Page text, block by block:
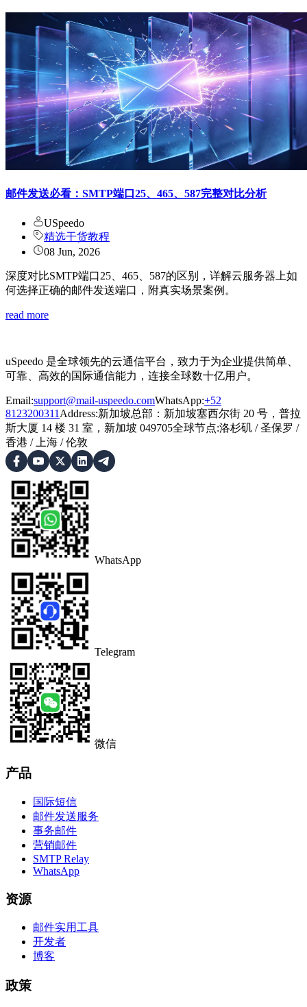
邮件发送必看：SMTP端口25、465、587完整对比分析
USpeedo
精选干货教程
08 Jun, 2026
深度对比SMTP端口25、465、587的区别，详解云服务器上如
何选择正确的邮件发送端口，附真实场景案例。
read more
uSpeedo 是全球领先的云通信平台，致力于为企业提供简单、
可靠、高效的国际通信能力，连接全球数十亿用户。
Email:support@mail-uspeedo.comWhatsApp:+52
8123200311 Address:新加坡总部：新加坡塞西尔街 20 号，普拉
斯大厦 14 楼 31 室，新加坡 049705全球节点:洛杉矶 /圣保罗 /
香港 / 上海 /伦敦
WhatsApp
Telegram
微信
产品
国际短信
邮件发送服务
事务邮件
营销邮件
SMTP Relay
WhatsApp
资源
邮件实用工具
开发者
博客
政策